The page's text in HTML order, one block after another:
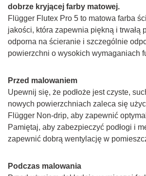
dobrze kryjącej farby matowej.
Flügger Flutex Pro 5 to matowa farba
jakości, która zapewnia piękną i trwałą
odporna na ścieranie i szczególnie
powierzchni o wysokich wymaganiach
Przed malowaniem
Upewnij się, że podłoże jest czyste,
nowych powierzchniach zaleca się
Flügger Non-drip, aby zapewnić
Pamiętaj, aby zabezpieczyć podłogi i
zapewnić dobrą wentylację w
Podczas malowania